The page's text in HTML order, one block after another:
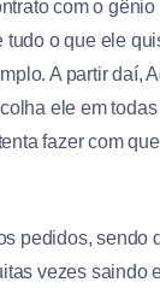
com o gênio
o que ele
A partir daí,
ele em
fazer com
pedidos, sendo
vezes saindo